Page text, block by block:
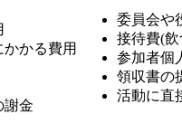
かる費用
謝金
委員会や
接待費(
参加者個
領収書の
活動に直